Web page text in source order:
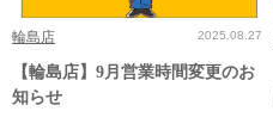
輪島店 2025.08.27
【輪島店】9月営業時間変更のお
知らせ